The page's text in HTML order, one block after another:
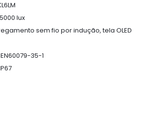
lux
sem fio por indução, tela OLED
35-1